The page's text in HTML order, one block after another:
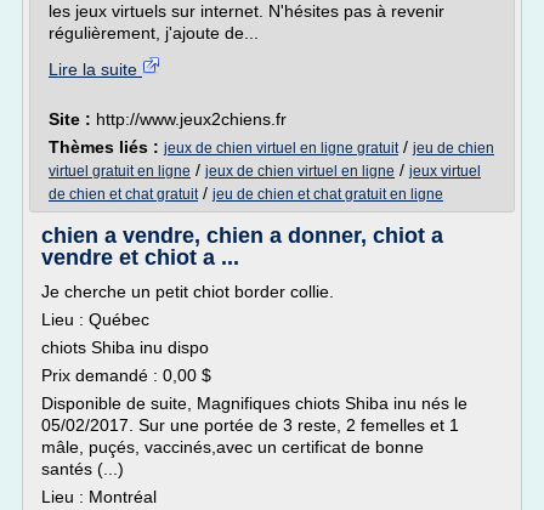
les jeux virtuels sur internet. N'hésites pas à revenir
régulièrement, j'ajoute de...
Lire la suite
Site : http://www.jeux2chiens.fr
Thèmes liés : jeux de chien virtuel en ligne gratuit/ jeu de chien
virtuel gratuit en ligne / jeux de chien virtuel en ligne / jeux virtuel
de chien et chat gratuit/ jeu de chien et chat gratuit en ligne
chien a vendre, chien a donner, chiot a
vendre et chiot a ...
Je cherche un petit chiot border collie.
Lieu : Québec
chiots Shiba inu dispo
Prix demandé : 0,00 $
Disponible de suite, Magnifiques chiots Shiba inu nés le
05/02/2017. Sur une portée de 3 reste, 2 femelles et 1
mâle, puçés, vaccinés,avec un certificat de bonne
santés (...)
Lieu : Montréal